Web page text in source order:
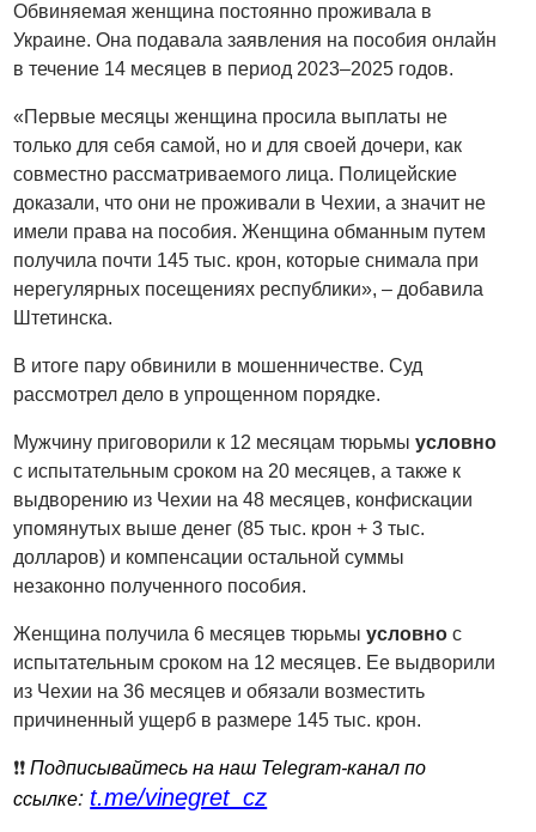
Обвиняемая женщина постоянно проживала в
Украине. Она подавала заявления на пособия онлайн
в течение 14 месяцев в период 2023–2025 годов.
«Первые месяцы женщина просила выплаты не
только для себя самой, но и для своей дочери, как
совместно рассматриваемого лица. Полицейские
доказали, что они не проживали в Чехии, а значит не
имели права на пособия. Женщина обманным путем
получила почти 145 тыс. крон, которые снимала при
нерегулярных посещениях республики», – добавила
Штетинска.
В итоге пару обвинили в мошенничестве. Суд
рассмотрел дело в упрощенном порядке.
Мужчину приговорили к 12 месяцам тюрьмыусловно
с испытательным сроком на 20 месяцев, а также к
выдворению из Чехии на 48 месяцев, конфискации
упомянутых выше денег (85 тыс. крон + 3 тыс.
долларов) и компенсации остальной суммы
незаконно полученного пособия.
Женщина получила 6 месяцев тюрьмыусловно с
испытательным сроком на 12 месяцев. Ее выдворили
из Чехии на 36 месяцев и обязали возместить
причиненный ущерб в размере 145 тыс. крон.
❗️❗️Подписывайтесь на наш Telegram-канал по
ссылке: t.me/vinegret_cz